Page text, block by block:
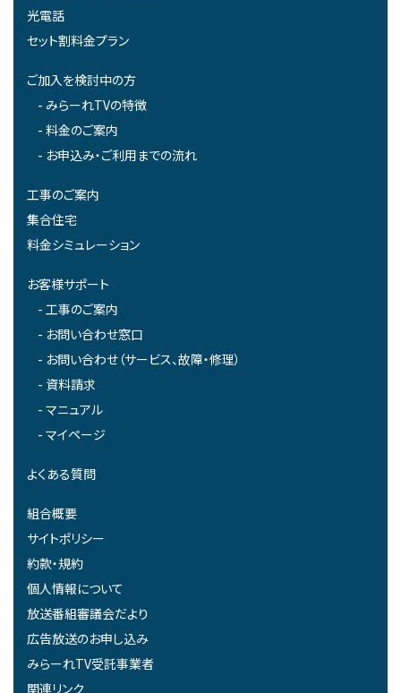
光電話
セット割料金プラン
ご加入を検討中の方
みらーれTVの特徴
料金のご案内
お申込み・ご利用までの流れ
工事のご案内
集合住宅
料金シミュレーション
お客様サポート
工事のご案内
お問い合わせ窓口
お問い合わせ（サービス、故障・修理）
資料請求
マニュアル
マイページ
よくある質問
組合概要
サイトポリシー
約款・規約
個人情報について
放送番組審議会だより
広告放送のお申し込み
みらーれTV受託事業者
関連リンク